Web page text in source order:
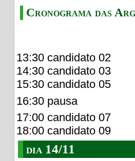
Cronograma das
13:30 candidato 02
14:30 candidato 03
15:30 candidato 05
16:30 pausa
17:00 candidato 07
18:00 candidato 09
dia 14/11